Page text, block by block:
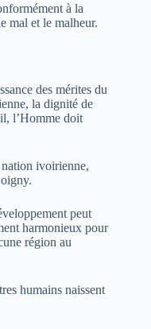
à la
mal et le malheur.
des mérites du
la dignité de
l’Homme doit
ivoirienne,
peut
harmonieux pour
région au
humains naissent